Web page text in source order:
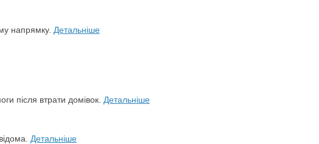
напрямку. Детальніше
після втрати домівок. Детальніше
Детальніше